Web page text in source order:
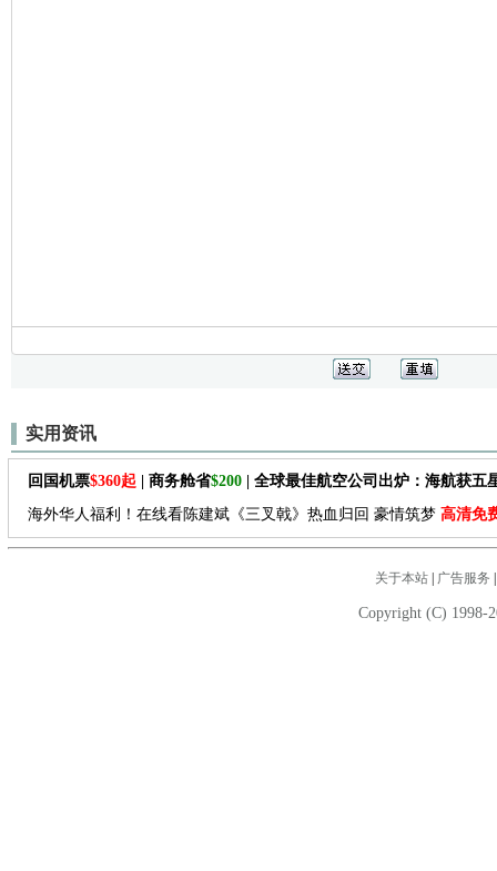
实用资讯
回国机票$360起 | 商务舱省$200 | 全球最佳航空公司出炉：海航获五
海外华人福利！在线看陈建斌《三叉戟》热血归回 豪情筑梦 高清免
关于本站| 广告服务
Copyright (C) 1998-